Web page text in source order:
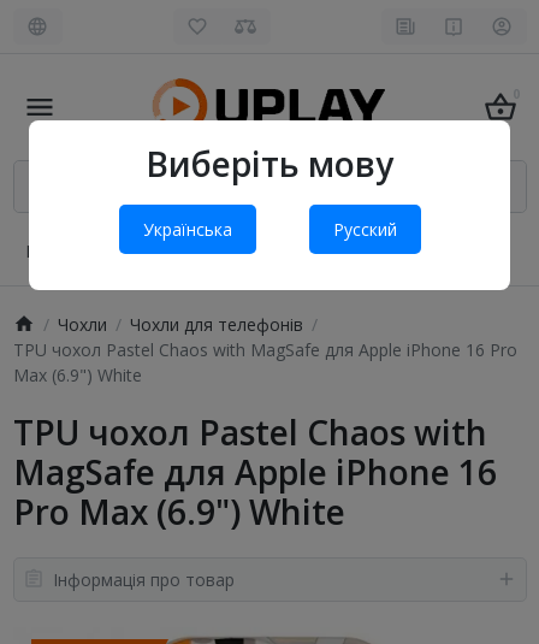
Виберіть мову
Українська Русский
0
Про нас Оплата і доставка Обмін та повернення
Чохли
Чохли для телефонів
TPU чохол Pastel Chaos with MagSafe для Apple iPhone 16 Pro
Max (6.9") White
TPU чохол Pastel Chaos with
MagSafe для Apple iPhone 16
Pro Max (6.9") White
Інформація про товар